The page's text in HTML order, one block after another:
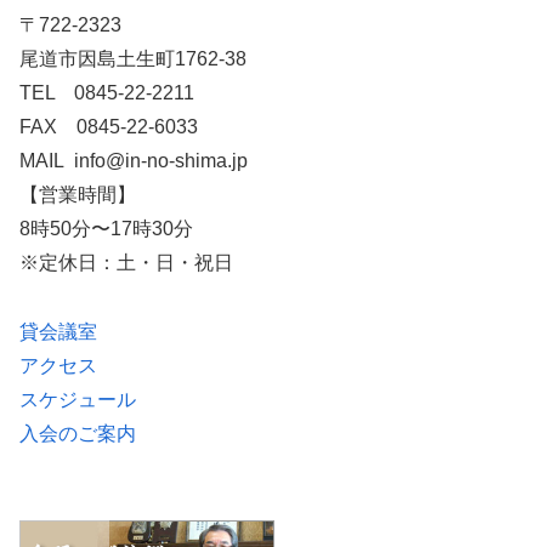
〒722-2323
尾道市因島土生町1762-38
TEL 0845-22-2211
FAX 0845-22-6033
MAIL info@in-no-shima.jp
【営業時間】
8時50分〜17時30分
※定休日：土・日・祝日
貸会議室
アクセス
スケジュール
入会のご案内